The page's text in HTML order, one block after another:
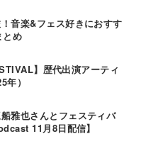
音楽&フェス好きにおすす
とめ
】歴代出演アーティ
）
雅也さんとフェスティバ
11月8日配信】